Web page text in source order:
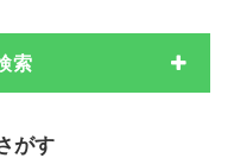
索
がす